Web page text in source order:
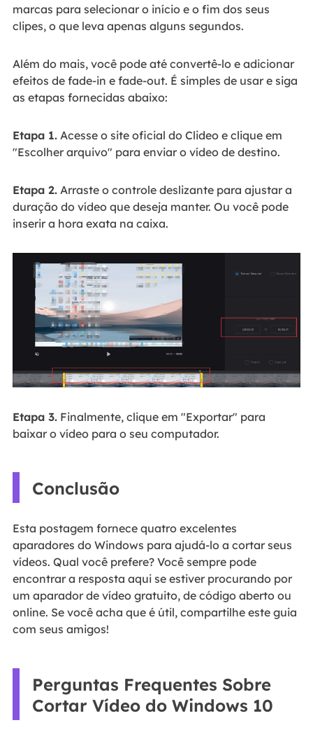
marcas para selecionar o início e o fim dos seus
clipes, o que leva apenas alguns segundos.
Além do mais, você pode até convertê-lo e adicionar
efeitos de fade-in e fade-out. É simples de usar e siga
as etapas fornecidas abaixo:
Etapa 1.Acesse o site oficial do Clideo e clique em
"Escolher arquivo" para enviar o vídeo de destino.
Etapa 2.Arraste o controle deslizante para ajustar a
duração do vídeo que deseja manter. Ou você pode
inserir a hora exata na caixa.
Etapa 3.Finalmente, clique em "Exportar" para
baixar o vídeo para o seu computador.
Conclusão
Esta postagem fornece quatro excelentes
aparadores do Windows para ajudá-lo a cortar seus
vídeos. Qual você prefere? Você sempre pode
encontrar a resposta aqui se estiver procurando por
um aparador de vídeo gratuito, de código aberto ou
online. Se você acha que é útil, compartilhe este guia
com seus amigos!
Perguntas Frequentes Sobre
Cortar Vídeo do Windows 10